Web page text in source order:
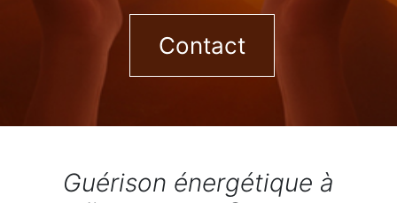
Contact
Guérison énergétique à